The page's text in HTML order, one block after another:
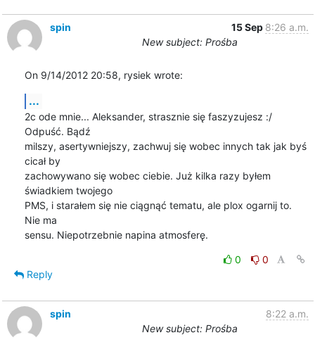
spin 15 Sep 8:26 a.m.
New subject: Prośba
On 9/14/2012 20:58, rysiek wrote:
...
2c ode mnie... Aleksander, strasznie się faszyzujesz :/
Odpuść. Bądź
milszy, asertywniejszy, zachwuj się wobec innych tak jak byś
cicał by
zachowywano się wobec ciebie. Już kilka razy byłem
świadkiem twojego
PMS, i starałem się nie ciągnąć tematu, ale plox ogarnij to.
Nie ma
sensu. Niepotrzebnie napina atmosferę.
0
0
Reply
spin
8:22 a.m.
New subject: Prośba